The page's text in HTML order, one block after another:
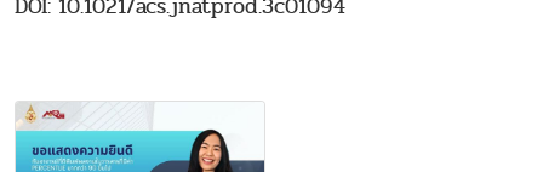
DOI: 10.1021/acs.jnatprod.3c01094